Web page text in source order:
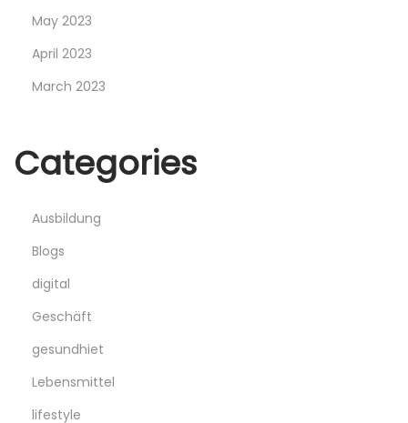
May 2023
April 2023
March 2023
Categories
Ausbildung
Blogs
digital
Geschäft
gesundhiet
Lebensmittel
lifestyle